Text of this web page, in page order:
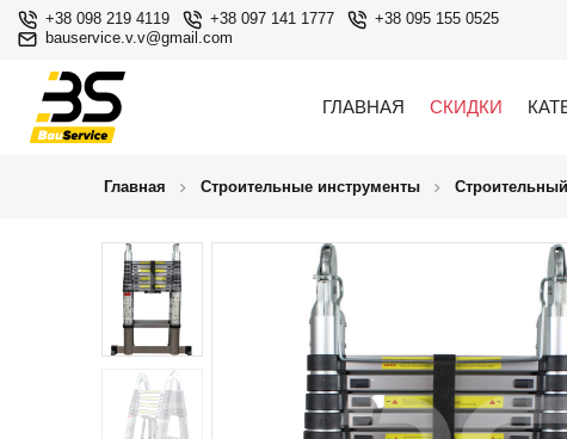
+38 098 219 4119 +38 097 141 1777
+38 095 155 0525
bauservice.v.v@gmail.com
ГЛАВНАЯ СКИДКИ
Главная Строительные инструменты